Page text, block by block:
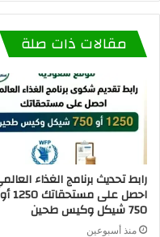
مقالات ذات صلة
رابط تحديث برنامج الغذاء
احصل على مستحقاتك 1250 أو
750 شيكل وكيس طحين
منذ أسبوعين